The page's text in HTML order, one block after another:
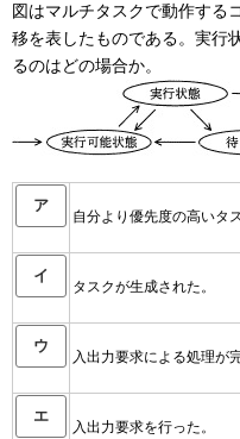
図はマルチタスクで動作する
移を表したものである。実行
るのはどの場合か。
ア
自分より優先度の高いタ
イ
タスクが生成された。
ウ
入出力要求による処理が
エ
入出力要求を行った。